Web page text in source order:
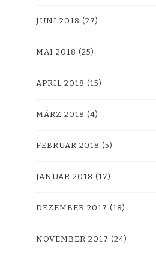
JUNI 2018 (27)
MAI 2018 (25)
APRIL 2018 (15)
MÄRZ 2018 (4)
FEBRUAR 2018 (5)
JANUAR 2018 (17)
DEZEMBER 2017 (18)
NOVEMBER 2017 (24)